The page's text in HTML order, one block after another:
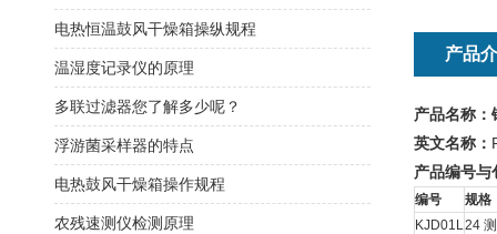
产品
产品名称：
英文名称：
产品编号与
编号
规格
KJD01L24
电热恒温鼓风干燥箱操纵规程
温湿度记录仪的原理
多联过滤器您了解多少呢？
浮游菌采样器的特点
电热鼓风干燥箱操作规程
农残速测仪检测原理